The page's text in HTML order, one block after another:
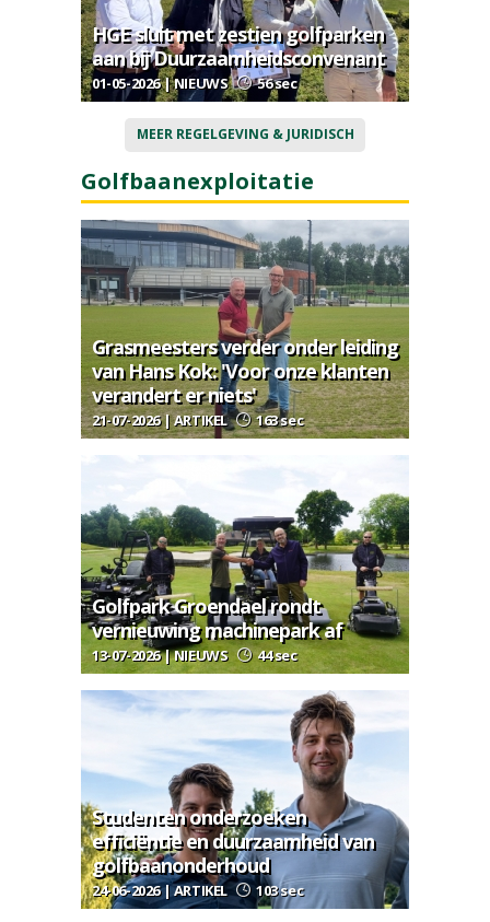
HGE sluit met zestien golfparken
aan bij Duurzaamheidsconvenant
01-05-2026 | NIEUWS 56 sec
MEER REGELGEVING & JURIDISCH
Golfbaanexploitatie
Grasmeesters verder onder leiding
van Hans Kok: 'Voor onze klanten
verandert er niets'
21-07-2026 | ARTIKEL 163 sec
Golfpark Groendael rondt
vernieuwing machinepark af
13-07-2026 | NIEUWS 44 sec
Studenten onderzoeken
efficiëntie en duurzaamheid van
golfbaanonderhoud
24-06-2026 | ARTIKEL 103 sec